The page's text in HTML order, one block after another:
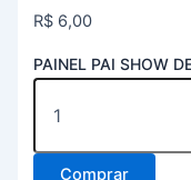
R$ 6,00
PAINEL PAI SHOW
Comprar